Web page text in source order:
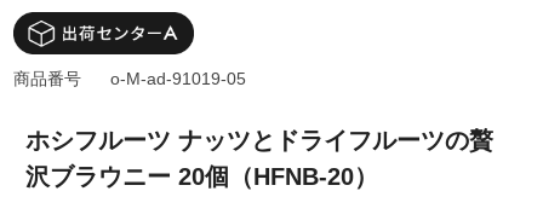
ホシフルーツ ナッツとドライフルーツの贅
沢ブラウニー 20個（HFNB-20）
商品番号 o-M-ad-91019-05